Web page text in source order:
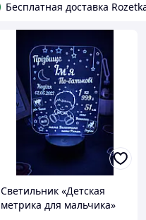
Бесплатная доставка
Светильник «Детская
метрика для мальчика»